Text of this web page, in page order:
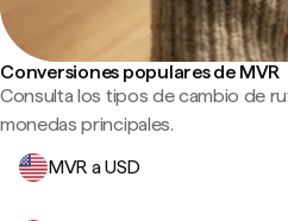
Conversiones populares de MVR
Consulta los tipos de cambio de
monedas principales.
MVR a USD